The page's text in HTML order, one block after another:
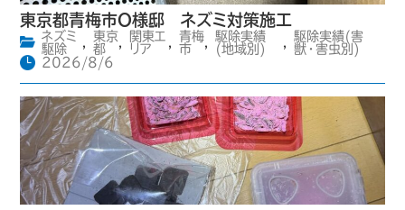
東京都青梅市O様邸 ネズミ対策施工
ネズミ
駆除
東京
都
関東エ
リア
青梅
市
駆除実績
(地域別)
駆除実績(害
獣・害虫別)
2026/8/6